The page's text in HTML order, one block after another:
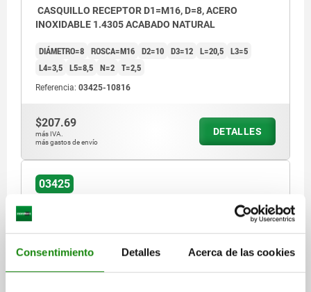
Consentimiento Detalles Acerca de las cookies
CASQUILLO RECEPTOR D1=M16, D=8, ACERO
INOXIDABLE 1.4305 ACABADO NATURAL
DIÁMETRO=8 ROSCA=M16 D2=10 D3=12 L=20,5 L3=5
L4=3,5 L5=8,5 N=2 T=2,5
Referencia: 03425-10816
$207.69
más IVA.
más gastos de envío
DETALLES
03425